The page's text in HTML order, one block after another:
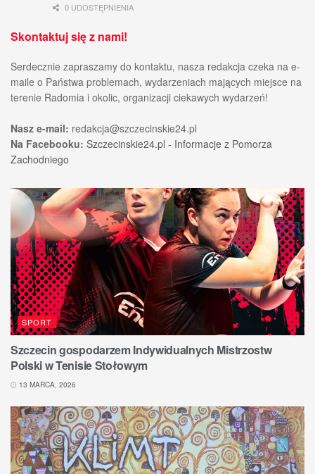
0 UDOSTĘPNIENIA
Skontaktuj się z nami!
Serdecznie zapraszamy do kontaktu, nasza redakcja czeka na e-
maile o Państwa problemach, wydarzeniach mających miejsce na
terenie Radomia i okolic, organizacji ciekawych wydarzeń!
Nasz e-mail: redakcja@szczecinskie24.pl
Na Facebooku: Szczecinskie24.pl - Informacje z Pomorza
Zachodniego
SPORT
Szczecin gospodarzem Indywidualnych Mistrzostw
Polski w Tenisie Stołowym
13 MARCA, 2026